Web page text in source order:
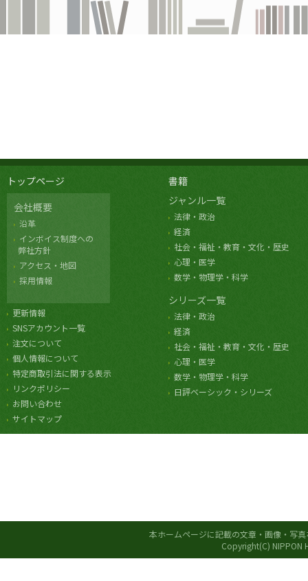
トップページ
会社概要
沿革
インボイス制度への
弊社方針
アクセス・地図
採用情報
更新情報
SNSアカウント一覧
注文について
個人情報について
特定商取引法に関する表示
リンクポリシー
お問い合わせ
サイトマップ
書籍
ジャンル一覧
法律・政治
経済
社会・福祉・教育・文化・歴史
心理・医学
数学・物理学・科学
シリーズ一覧
法律・政治
経済
社会・福祉・教育・文化・歴史
心理・医学
数学・物理学・科学
日評ベーシック・シリーズ
本ホームページに記載の文章・画像・写
Copyright(C) NIPPON